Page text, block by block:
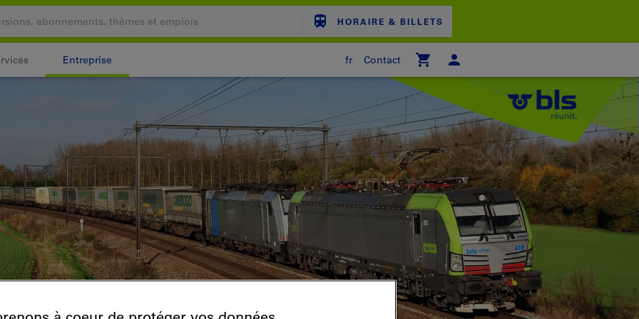
HORAIRE & BILLETS
Entreprise fr
Contact
Votre panier est vide
PANIER D'ACHAT
Login